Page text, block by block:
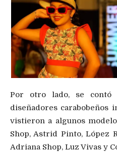
Por otro lado, se contó
diseñadores carabobeños
vistieron a algunos
Shop, Astrid Pinto, López
Adriana Shop, Luz Vivas y